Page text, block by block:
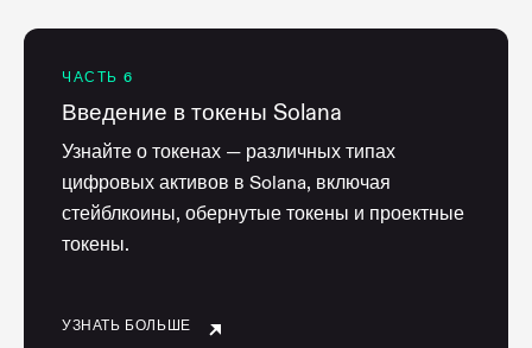
ЧАСТЬ 6
Введение в токены Solana
Узнайте о токенах — различных типах
цифровых активов в Solana, включая
стейблкоины, обернутые токены и проектные
токены.
УЗНАТЬ БОЛЬШЕ